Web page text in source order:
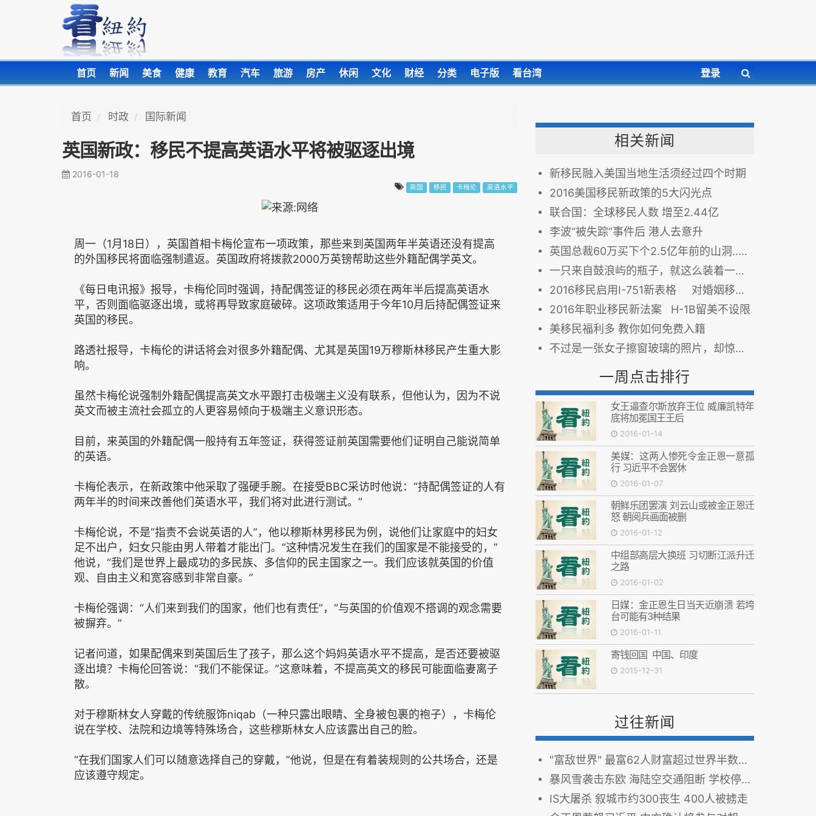
首页 新闻 美食 健康 教育 汽车 旅游 房产 休闲 文化 财经 分类 电子版 看台湾 登录
首页 时政 国际新闻
英国新政：移民不提高英语水平将被驱逐出境
2016-01-18
英国 移民 卡梅伦 英语水平
周一（1月18日），英国首相卡梅伦宣布一项政策，那些来到英国两年半英语还没有提高
的外国移民将面临强制遣返。英国政府将拨款2000万英镑帮助这些外籍配偶学英文。
《每日电讯报》报导，卡梅伦同时强调，持配偶签证的移民必须在两年半后提高英语水
平，否则面临驱逐出境，或将再导致家庭破碎。这项政策适用于今年10月后持配偶签证来
英国的移民。
路透社报导，卡梅伦的讲话将会对很多外籍配偶、尤其是英国19万穆斯林移民产生重大影
响。
虽然卡梅伦说强制外籍配偶提高英文水平跟打击极端主义没有联系，但他认为，因为不说
英文而被主流社会孤立的人更容易倾向于极端主义意识形态。
目前，来英国的外籍配偶一般持有五年签证，获得签证前英国需要他们证明自己能说简单
的英语。
卡梅伦表示，在新政策中他采取了强硬手腕。在接受BBC采访时他说：“持配偶签证的人有
两年半的时间来改善他们英语水平，我们将对此进行测试。”
卡梅伦说，不是“指责不会说英语的人”，他以穆斯林男移民为例，说他们让家庭中的妇女
足不出户，妇女只能由男人带着才能出门。“这种情况发生在我们的国家是不能接受的，”
他说，“我们是世界上最成功的多民族、多信仰的民主国家之一。我们应该就英国的价值
观、自由主义和宽容感到非常自豪。”
卡梅伦强调：“人们来到我们的国家，他们也有责任”，“与英国的价值观不搭调的观念需要
被摒弃。”
记者问道，如果配偶来到英国后生了孩子，那么这个妈妈英语水平不提高，是否还要被驱
逐出境？卡梅伦回答说：“我们不能保证。”这意味着，不提高英文的移民可能面临妻离子
散。
对于穆斯林女人穿戴的传统服饰niqab（一种只露出眼睛、全身被包裹的袍子），卡梅伦
说在学校、法院和边境等特殊场合，这些穆斯林女人应该露出自己的脸。
“在我们国家人们可以随意选择自己的穿戴，”他说，但是在有着装规则的公共场合，还是
应该遵守规定。
相关新闻
新移民融入美国当地生活须经过四个时期
2016美国移民新政策的5大闪光点
联合国：全球移民人数 增至2.44亿
李波“被失踪”事件后 港人去意升
英国总裁60万买下个2.5亿年前的山洞..来感受下穴居人的生活.
一只来自鼓浪屿的瓶子，就这么装着一段凄美爱情信漂到了英国…
2016移民启用I-751新表格 对婚姻移民审查更严
2016年职业移民新法案 H-1B留美不设限
美移民福利多 教你如何免费入籍
不过是一张女子擦窗玻璃的照片，却惊呆了好多中国人！
一周点击排行
女王逼查尔斯放弃王位 威廉凯特年
底将加冕国王王后
2016-01-14
美媒：这两人惨死令金正恩一意孤
行 习近平不会罢休
2016-01-07
朝鲜乐团罢演 刘云山或被金正恩迁
怒 朝阅兵画面被删
2016-01-12
中组部高层大换班 习切断江派升迁
之路
2016-01-02
日媒：金正恩生日当天近崩溃 若垮
台可能有3种结果
2016-01-11
寄钱回国 中国、印度
2015-12-31
过往新闻
"富敌世界" 最富62人财富超过世界半数人口总和
暴风雪袭击东欧 海陆空交通阻断 学校停课
IS大屠杀 叙城市约300丧生 400人被掳走